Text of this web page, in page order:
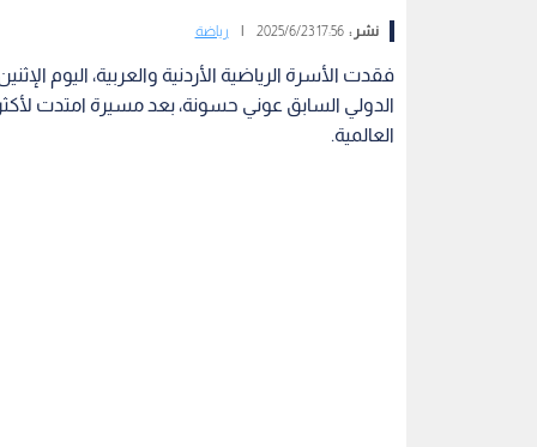
نشر :17:56 2025/6/23 رياضة
العالمية.